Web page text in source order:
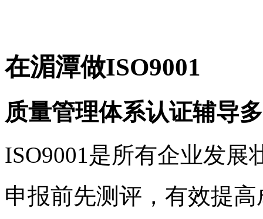
在湄潭做ISO9001
质量管理体系认证辅导
ISO9001是所有企业发展
申报前先测评，有效提